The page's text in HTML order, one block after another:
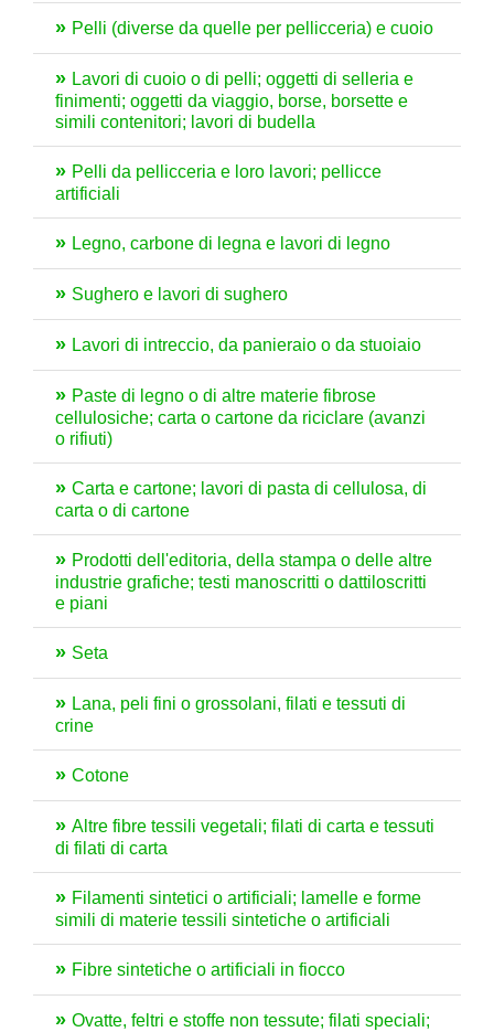
Pelli (diverse da quelle per pellicceria) e cuoio
Lavori di cuoio o di pelli; oggetti di selleria e
finimenti; oggetti da viaggio, borse, borsette e
simili contenitori; lavori di budella
Pelli da pellicceria e loro lavori; pellicce
artificiali
Legno, carbone di legna e lavori di legno
Sughero e lavori di sughero
Lavori di intreccio, da panieraio o da stuoiaio
Paste di legno o di altre materie fibrose
cellulosiche; carta o cartone da riciclare (avanzi
o rifiuti)
Carta e cartone; lavori di pasta di cellulosa, di
carta o di cartone
Prodotti dell'editoria, della stampa o delle altre
industrie grafiche; testi manoscritti o dattiloscritti
e piani
Seta
Lana, peli fini o grossolani, filati e tessuti di
crine
Cotone
Altre fibre tessili vegetali; filati di carta e tessuti
di filati di carta
Filamenti sintetici o artificiali; lamelle e forme
simili di materie tessili sintetiche o artificiali
Fibre sintetiche o artificiali in fiocco
Ovatte, feltri e stoffe non tessute; filati speciali;